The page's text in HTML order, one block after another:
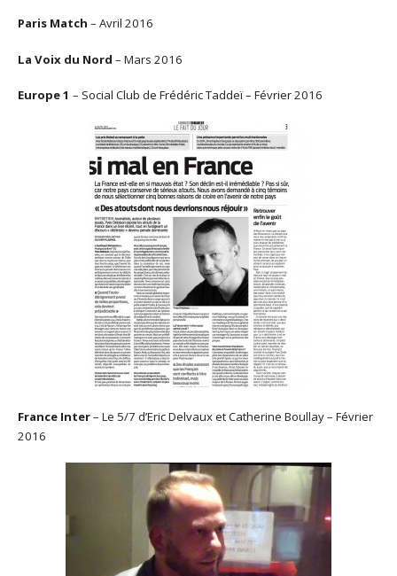
Paris Match – Avril 2016
La Voix du Nord – Mars 2016
Europe 1 – Social Club de Frédéric Taddeï – Février 2016
France Inter– Le 5/7 d’Eric Delvaux et Catherine Boullay – Février
2016